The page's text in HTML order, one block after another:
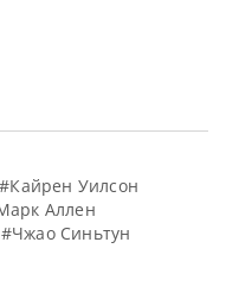
#Кайрен Уилсон
Аллен
#Чжао Синьтун